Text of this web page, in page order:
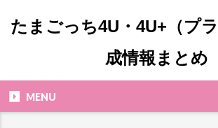
たまごっち4U・4U+（プ
成情報まとめ
MENU